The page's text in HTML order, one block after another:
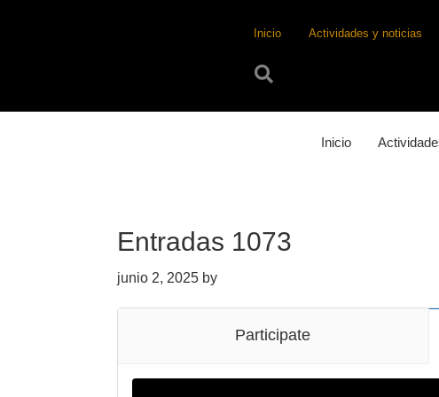
principal
lateral
Inicio Actividades y noticias
Inicio
Entradas 1073
junio 2, 2025 by
Participate